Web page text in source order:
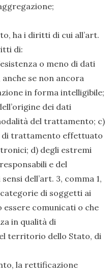
ha i diritti di cui all’art.
di:
o meno di dati
se non ancora
in forma intelligibile;
dei dati
del trattamento; c)
di trattamento effettuato
d) degli estremi
e del
dell’art. 3, comma 1,
di soggetti ai
essere comunicati o che
in qualità di
territorio dello Stato, di
la rettificazione